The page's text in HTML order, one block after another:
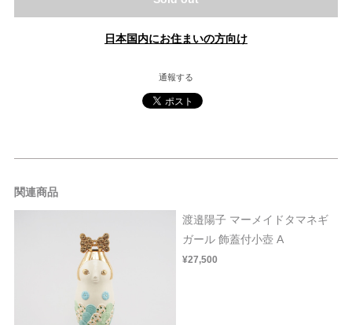
日本国内にお住まいの方向け
通報する
関連商品
渡邉陽子 マーメイドタマネギ
ガール 飾蓋付小壺 A
¥27,500